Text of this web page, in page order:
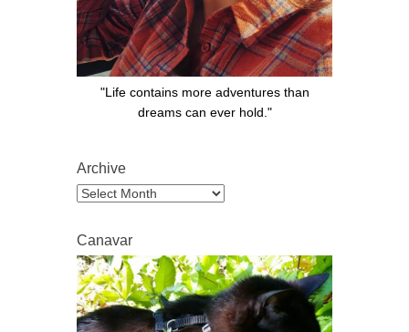
"Life contains more adventures than
dreams can ever hold."
Archive
Archive
Canavar